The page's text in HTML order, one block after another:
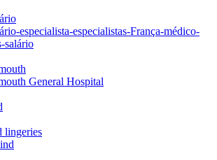
especialista-especialistas-França-médico-
salário
General Hospital
lingeries